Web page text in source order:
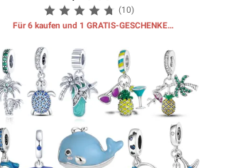
(10)
Für 6 kaufen und 1 GRATIS-GESCHENKE